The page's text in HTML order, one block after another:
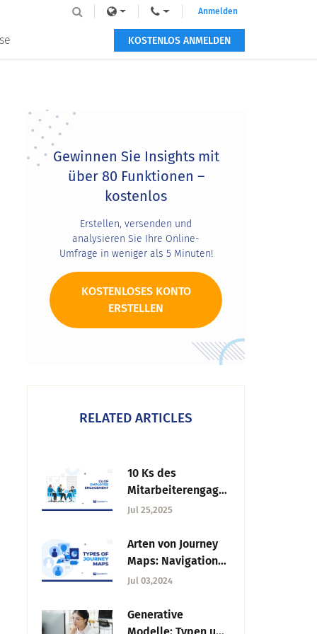
Anmelden
KOSTENLOS ANMELDEN
Primary
Sidebar
Gewinnen Sie Insights mit
über 80 Funktionen –
kostenlos
Erstellen, versenden und
analysieren Sie Ihre Online-
Umfrage in weniger als 5 Minuten!
KOSTENLOSES KONTO
ERSTELLEN
RELATED ARTICLES
10 Ks des
Mitarbeiterengage
ments, die die
fördern
Jul 25,2025
Arten von Journey
Maps: Navigation
durch das
Jul 03,2024
Generative